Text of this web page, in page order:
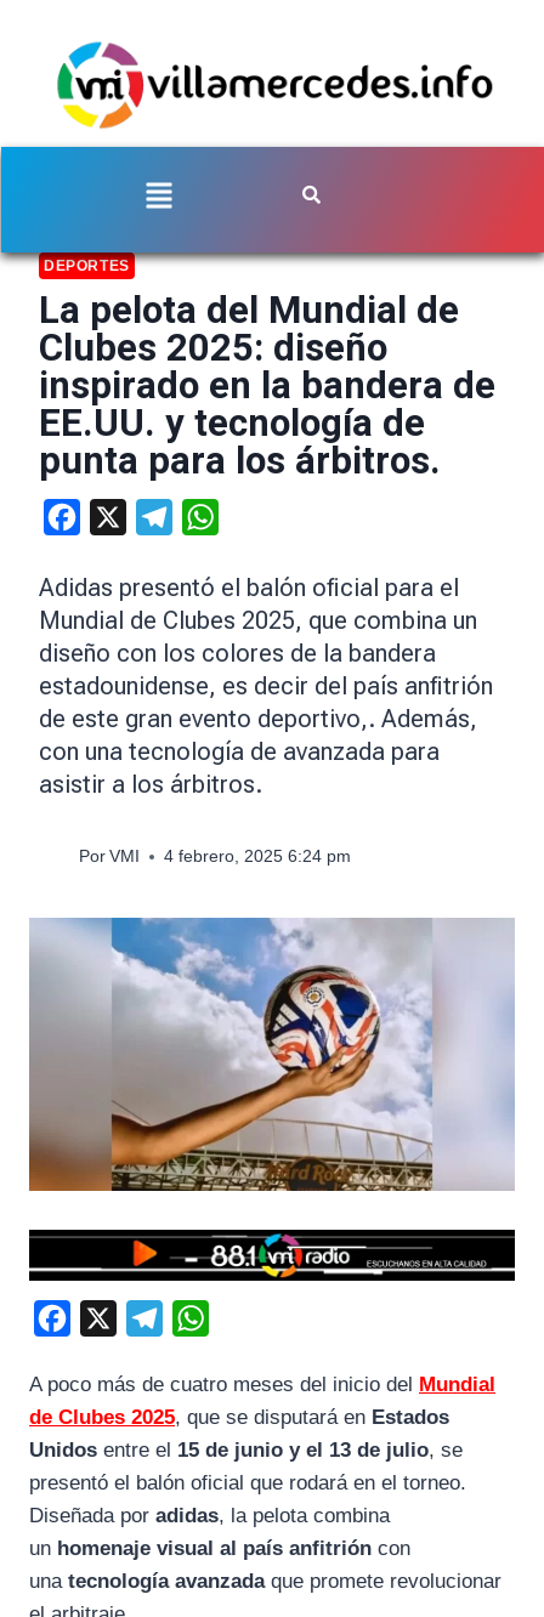
DEPORTES
La pelota del Mundial de
Clubes 2025: diseño
inspirado en la bandera de
EE.UU. y tecnología de
punta para los árbitros.
Facebook Telegram
Adidas presentó el balón oficial para el
Mundial de Clubes 2025, que combina un
diseño con los colores de la bandera
estadounidense, es decir del país anfitrión
de este gran evento deportivo,. Además,
con una tecnología de avanzada para
asistir a los árbitros.
Por VMI 4 febrero, 2025 6:24 pm
c
e
b
k
l
e
g
a
m
a
t
s
p
p
A poco más de cuatro meses del inicio del Mundial
de Clubes 2025, que se disputará en Estados
Unidos entre el 15 de junio y el 13 de julio, se
presentó el balón oficial que rodará en el torneo.
Diseñada por adidas, la pelota combina
un homenaje visual al país anfitrión con
una tecnología avanzadaque promete revolucionar